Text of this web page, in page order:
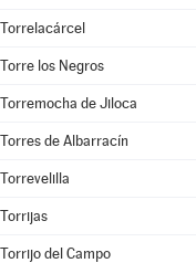
Torrelacárcel
Torre los Negros
Torremocha de Jiloca
Torres de Albarracín
Torrevelilla
Torrijas
Torrijo del Campo